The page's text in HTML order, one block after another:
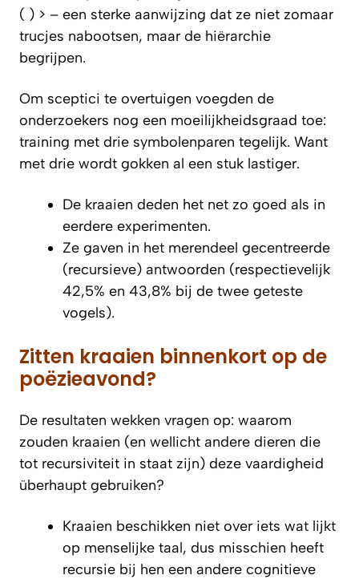
( ) > – een sterke aanwijzing dat ze niet zomaar
trucjes nabootsen, maar de hiërarchie
begrijpen.
Om sceptici te overtuigen voegden de
onderzoekers nog een moeilijkheidsgraad toe:
training met drie symbolenparen tegelijk. Want
met drie wordt gokken al een stuk lastiger.
De kraaien deden het net zo goed als in
eerdere experimenten.
Ze gaven in het merendeel gecentreerde
(recursieve) antwoorden (respectievelijk
42,5% en 43,8% bij de twee geteste
vogels).
Zitten kraaien binnenkort op de
poëzieavond?
De resultaten wekken vragen op: waarom
zouden kraaien (en wellicht andere dieren die
tot recursiviteit in staat zijn) deze vaardigheid
überhaupt gebruiken?
Kraaien beschikken niet over iets wat lijkt
op menselijke taal, dus misschien heeft
recursie bij hen een andere cognitieve